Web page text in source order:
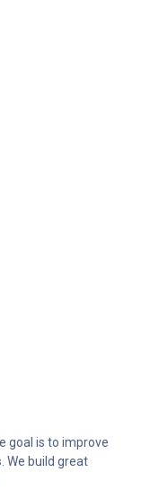
goal is to improve
We build great